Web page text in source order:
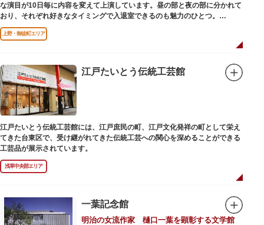
な演目が10日毎に内容を変えて上演しています。昼の部と夜の部に分かれて
おり、それぞれ好きなタイミングで入退室できるのも魅力のひとつ。
上演中は飲食も可能です。おすすめは売店で購入できる、お箸で切れるやわ
らかさで有名な「上野 井泉本店」のかつサンド。お弁当やお菓子を食べたり
上野・御徒町エリア
江戸たいとう伝統工芸館
江戸たいとう伝統工芸館には、江戸庶民の町、江戸文化発祥の町として栄え
てきた台東区で、受け継がれてきた伝統工芸への関心を深めることができる
工芸品が展示されています。
浅草中央部エリア
一葉記念館
明治の女流作家 樋口一葉を顕彰する文学館